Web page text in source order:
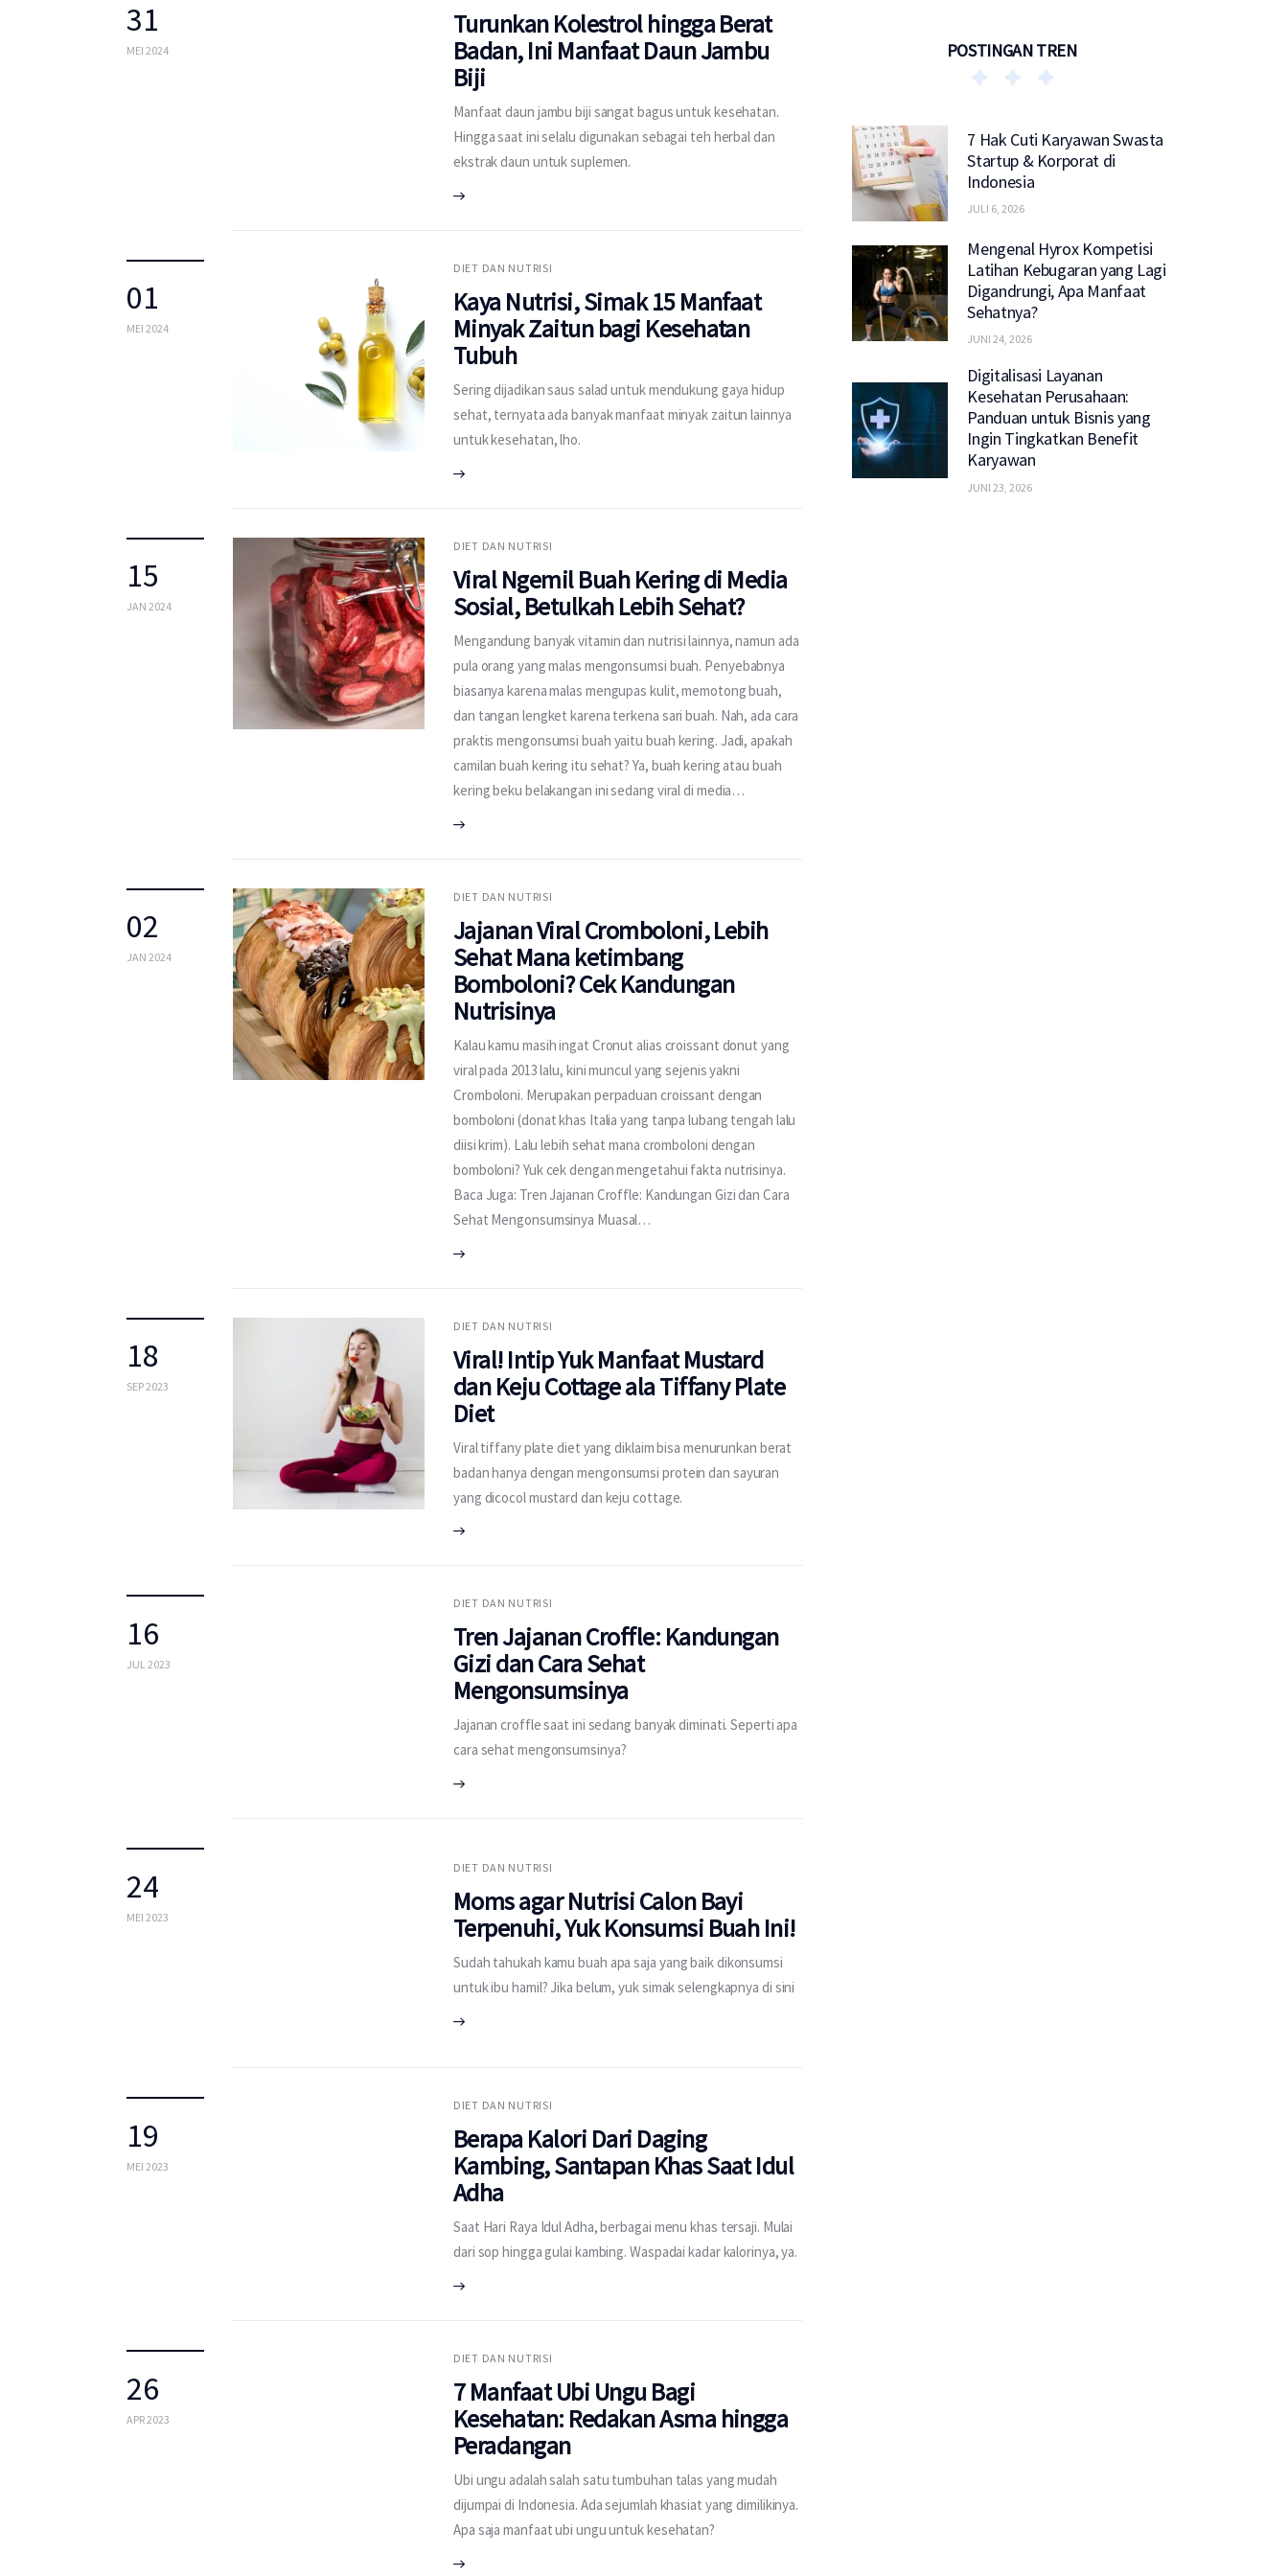
31
MEI 2024
Turunkan Kolestrol hingga Berat
Badan, Ini Manfaat Daun Jambu
Biji
Manfaat daun jambu biji sangat bagus untuk kesehatan.
Hingga saat ini selalu digunakan sebagai teh herbal dan
ekstrak daun untuk suplemen.
01
MEI 2024
DIET DAN NUTRISI
Kaya Nutrisi, Simak 15 Manfaat
Minyak Zaitun bagi Kesehatan
Tubuh
Sering dijadikan saus salad untuk mendukung gaya hidup
sehat, ternyata ada banyak manfaat minyak zaitun lainnya
untuk kesehatan, lho.
15
JAN 2024
DIET DAN NUTRISI
Viral Ngemil Buah Kering di Media
Sosial, Betulkah Lebih Sehat?
Mengandung banyak vitamin dan nutrisi lainnya, namun ada
pula orang yang malas mengonsumsi buah. Penyebabnya
biasanya karena malas mengupas kulit, memotong buah,
dan tangan lengket karena terkena sari buah. Nah, ada cara
praktis mengonsumsi buah yaitu buah kering. Jadi, apakah
camilan buah kering itu sehat? Ya, buah kering atau buah
kering beku belakangan ini sedang viral di media…
02
JAN 2024
DIET DAN NUTRISI
Jajanan Viral Cromboloni, Lebih
Sehat Mana ketimbang
Bomboloni? Cek Kandungan
Nutrisinya
Kalau kamu masih ingat Cronut alias croissant donut yang
viral pada 2013 lalu, kini muncul yang sejenis yakni
Cromboloni. Merupakan perpaduan croissant dengan
bomboloni (donat khas Italia yang tanpa lubang tengah lalu
diisi krim). Lalu lebih sehat mana cromboloni dengan
bomboloni? Yuk cek dengan mengetahui fakta nutrisinya.
Baca Juga: Tren Jajanan Croffle: Kandungan Gizi dan Cara
Sehat Mengonsumsinya Muasal…
18
SEP 2023
DIET DAN NUTRISI
Viral! Intip Yuk Manfaat Mustard
dan Keju Cottage ala Tiffany Plate
Diet
Viral tiffany plate diet yang diklaim bisa menurunkan berat
badan hanya dengan mengonsumsi protein dan sayuran
yang dicocol mustard dan keju cottage.
16
JUL 2023
DIET DAN NUTRISI
Tren Jajanan Croffle: Kandungan
Gizi dan Cara Sehat
Mengonsumsinya
Jajanan croffle saat ini sedang banyak diminati. Seperti apa
cara sehat mengonsumsinya?
24
MEI 2023
DIET DAN NUTRISI
Moms agar Nutrisi Calon Bayi
Terpenuhi, Yuk Konsumsi Buah Ini!
Sudah tahukah kamu buah apa saja yang baik dikonsumsi
untuk ibu hamil? Jika belum, yuk simak selengkapnya di sini
19
MEI 2023
DIET DAN NUTRISI
Berapa Kalori Dari Daging
Kambing, Santapan Khas Saat Idul
Adha
Saat Hari Raya Idul Adha, berbagai menu khas tersaji. Mulai
dari sop hingga gulai kambing. Waspadai kadar kalorinya, ya.
26
APR 2023
DIET DAN NUTRISI
7 Manfaat Ubi Ungu Bagi
Kesehatan: Redakan Asma hingga
Peradangan
Ubi ungu adalah salah satu tumbuhan talas yang mudah
dijumpai di Indonesia. Ada sejumlah khasiat yang dimilikinya.
Apa saja manfaat ubi ungu untuk kesehatan?
POSTINGAN TREN
7 Hak Cuti Karyawan Swasta
Startup & Korporat di
Indonesia
JULI 6, 2026
Mengenal Hyrox Kompetisi
Latihan Kebugaran yang Lagi
Digandrungi, Apa Manfaat
Sehatnya?
JUNI 24, 2026
Digitalisasi Layanan
Kesehatan Perusahaan:
Panduan untuk Bisnis yang
Ingin Tingkatkan Benefit
Karyawan
JUNI 23, 2026